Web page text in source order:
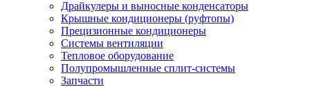
Драйкулеры и выносные конденсаторы
Крышные кондиционеры (руфтопы)
Прецизионные кондиционеры
Системы вентиляции
Тепловое оборудование
Полупромышленные сплит-системы
Запчасти